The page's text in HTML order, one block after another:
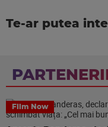
Te-ar putea
Film Now